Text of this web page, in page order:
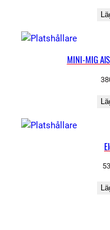
MINI-MIG